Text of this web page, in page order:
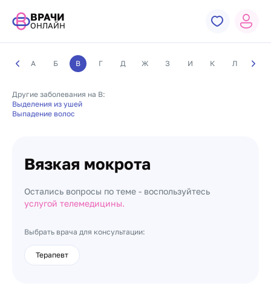
ВРАЧИ
ОНЛАЙН
А Б В Г Д Ж З И К Л М
Другие заболевания на В:
Выделения из ушей
Выпадение волос
Вязкая мокрота
Остались вопросы по теме - воспользуйтесь
услугой телемедицины.
Выбрать врача для консультации:
Терапевт